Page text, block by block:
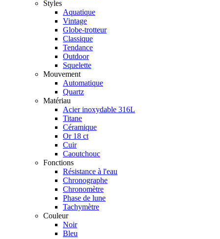
Styles
Aquatique
Vintage
Globe-trotteur
Classique
Tendance
Outdoor
Squelette
Mouvement
Automatique
Quartz
Matériau
Acier inoxydable 316L
Titane
Céramique
Or 18 ct
Cuir
Caoutchouc
Fonctions
Résistance à l'eau
Chronographe
Chronomètre
Phase de lune
Tachymètre
Couleur
Noir
Bleu